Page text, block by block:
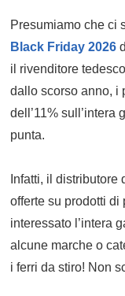
Presumiamo che ci
Black Friday 2026
il rivenditore
dallo scorso anno, i
dell’11% sull’intera
punta.
Infatti, il distributore
offerte su prodotti di
interessato l’intera
alcune marche o
i ferri da stiro! Non